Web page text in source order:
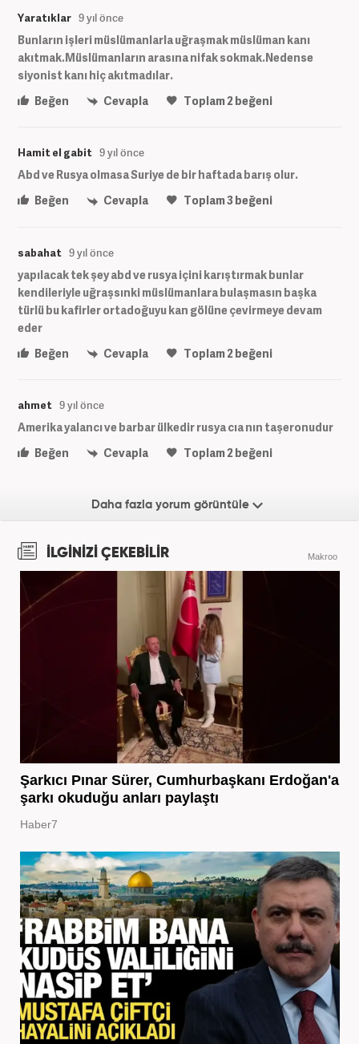
Yaratıklar 9 yıl önce
Bunların işleri müslümanlarla uğraşmak müslüman kanı
akıtmak.Müslümanların arasına nifak sokmak.Nedense
siyonist kanı hiç akıtmadılar.
Beğen
Cevapla Toplam2beğeni
Hamit el gabit 9 yıl önce
Abd ve Rusya olmasa Suriye de bir haftada barış olur.
Beğen
Cevapla Toplam3beğeni
sabahat 9 yıl önce
yapılacak tek şey abd ve rusya içini karıştırmak bunlar
kendileriyle uğraşsınki müslümanlara bulaşmasın başka
türlü bu kafirler ortadoğuyu kan gölüne çevirmeye devam
eder
Beğen
Cevapla Toplam2 beğeni
ahmet 9 yıl önce
Amerika yalancı ve barbar ülkedir rusya cıa nın taşeronudur
Beğen
Cevapla Toplam2beğeni
Daha fazla yorum görüntüle
İLGİNİZİ ÇEKEBİLİR Makroo
Şarkıcı Pınar Sürer, Cumhurbaşkanı Erdoğan'a
şarkı okuduğu anları paylaştı
Haber7